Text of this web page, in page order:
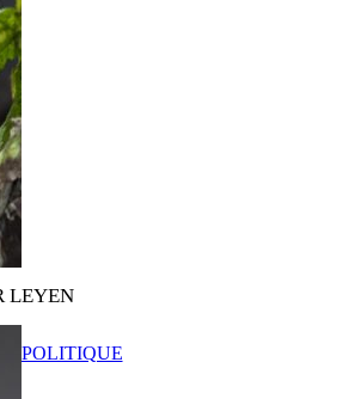
LEYEN
POLITIQUE